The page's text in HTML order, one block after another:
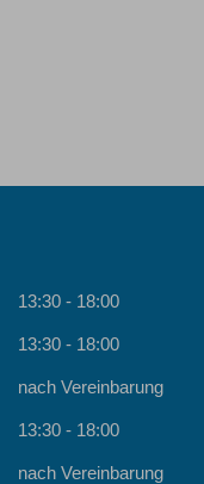
13:30 - 18:00
13:30 - 18:00
nach Vereinbarung
13:30 - 18:00
nach Vereinbarung